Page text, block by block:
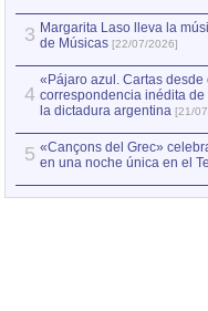
3 Margarita Laso lleva la
de Músicas [22/07/2026]
4
«Pájaro azul. Cartas
correspondencia inédita
la dictadura argentina [21/
5 «Cançons del Grec»
en una noche única en el